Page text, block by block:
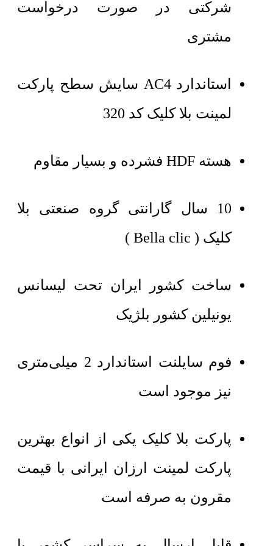
شرکتی در صورت درخواست
مشتری
استاندارد AC4 سایش سطح پارکت
لمینت بلا کلیک کد 320
هسته HDF فشرده و بسیار مقاوم
10 سال گارانتی گروه صنعتی بلا
کلیک ( Bella clic )
ساخت کشور ایران تحت لیسانس
یونیلین کشور بلژیک
فوم سایلنت استاندارد 2 میلی‌متری
نیز موجود است
پارکت بلا کلیک یکی از انواع بهترین
پارکت لمینت ارزان ایرانی با قیمت
مقرون به صرفه است